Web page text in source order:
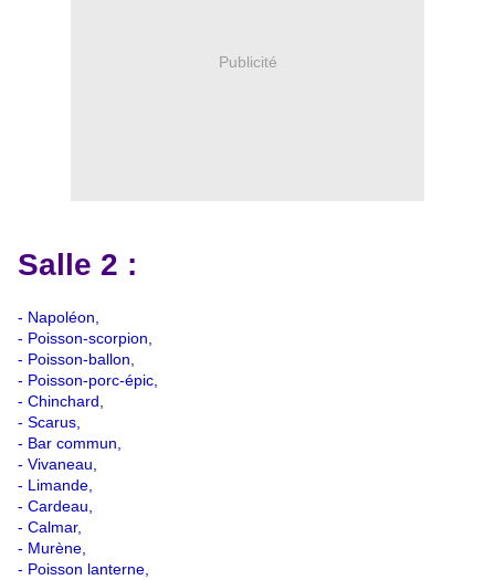
Publicité
Salle 2 :
- Napoléon,
- Poisson-scorpion,
- Poisson-ballon,
- Poisson-porc-épic,
- Chinchard,
- Scarus,
- Bar commun,
- Vivaneau,
- Limande,
- Cardeau,
- Calmar,
- Murène,
- Poisson lanterne,